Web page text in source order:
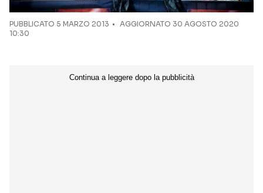
PUBBLICATO 5 MARZO 2013
AGGIORNATO 30 AGOSTO 2020
10:30